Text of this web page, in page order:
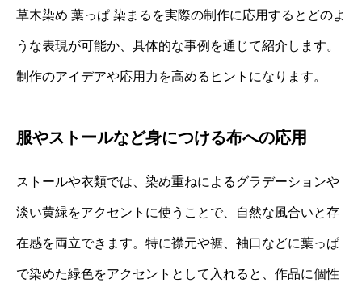
草木染め 葉っぱ 染まるを実際の制作に応用するとどのよ
うな表現が可能か、具体的な事例を通じて紹介します。
制作のアイデアや応用力を高めるヒントになります。
服やストールなど身につける布への応用
ストールや衣類では、染め重ねによるグラデーションや
淡い黄緑をアクセントに使うことで、自然な風合いと存
在感を両立できます。特に襟元や裾、袖口などに葉っぱ
で染めた緑色をアクセントとして入れると、作品に個性